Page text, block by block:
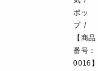
ポッ
プ
【商品
番号：
0016】